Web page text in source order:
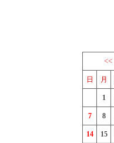
<<
日 月
1
7 8
14 15